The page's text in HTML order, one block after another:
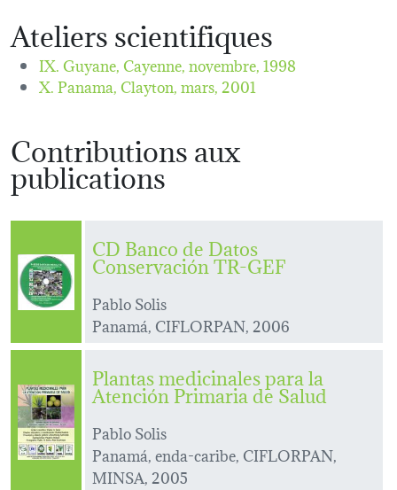
Ateliers scientifiques
IX. Guyane, Cayenne,novembre, 1998
X. Panama, Clayton,mars, 2001
Contributions aux
publications
CD Banco de Datos
Conservación TR-GEF
Pablo Solis
Panamá, CIFLORPAN, 2006
Plantas medicinales para la
Atención Primaria de Salud
Pablo Solis
Panamá, enda-caribe, CIFLORPAN,
MINSA, 2005